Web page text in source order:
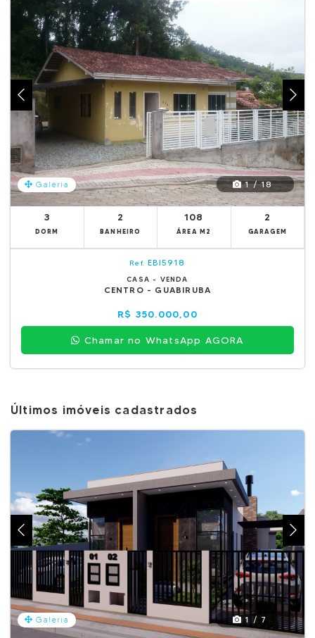
Galeria 1 / 18
3
DORM
2
BANHEIRO
108
ÁREA M2
2
GARAGEM
Ref. EBI5918
CASA - VENDA
CENTRO - GUABIRUBA
R$ 350.000,00
Chamar no WhatsApp AGORA
Últimos imóveis cadastrados
Galeria 1 / 7